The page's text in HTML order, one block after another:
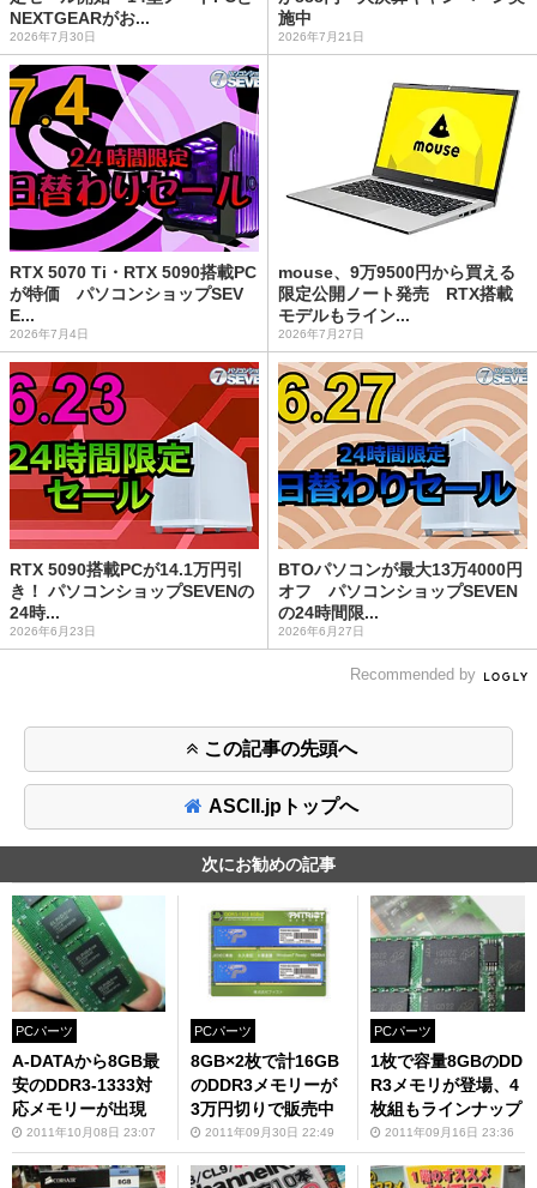
NEXTGEARがお...
2026年7月30日
施中
2026年7月21日
RTX 5070 Ti・RTX 5090搭載PC
が特価 パソコンショップSEV
E...
2026年7月4日
mouse、9万9500円から買える
限定公開ノート発売 RTX搭載
モデルもライン...
2026年7月27日
RTX 5090搭載PCが14.1万円引
き！ パソコンショップSEVENの
24時...
2026年6月23日
BTOパソコンが最大13万4000円
オフ パソコンショップSEVEN
の24時間限...
2026年6月27日
Recommended by
この記事の先頭へ
ASCII.jpトップへ
次にお勧めの記事
PCパーツ
A-DATAから8GB最
安のDDR3-1333対
応メモリーが出現
2011年10月08日 23:07
PCパーツ
8GB×2枚で計16GB
のDDR3メモリーが
3万円切りで販売中
2011年09月30日 22:49
PCパーツ
1枚で容量8GBのDD
R3メモリが登場、4
枚組もラインナップ
2011年09月16日 23:36